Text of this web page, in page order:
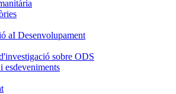
aI Desenvolupament
sobre ODS
esdeveniments